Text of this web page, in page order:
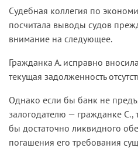
Судебная коллегия по
посчитала выводы судов
внимание на следующее.
Гражданка А. исправно
текущая задолженность
Однако если бы банк не
залогодателю — гражданке
бы достаточно ликвидного
погашения его требования